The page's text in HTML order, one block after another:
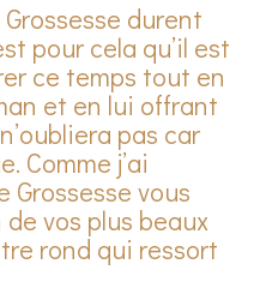
durent
pour cela qu’il est
ce temps tout en
et en lui offrant
pas car
Comme j’ai
Grossesse vous
vos plus beaux
rond qui ressort